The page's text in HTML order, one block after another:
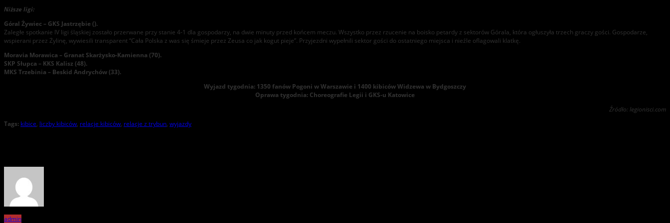
Niższe ligi:
Góral Żywiec – GKS Jastrzębie ().
Zaległe spotkanie IV ligi śląskiej zostało przerwane przy stanie 4-1 dla gospodarzy, na dwie minuty przed końcem meczu. Wszystko przez rzucenie na boisko petardy z sektorów Górala, która ogłuszyła trzech graczy gości. Gospodarze,
wspierani przez Żylinę, wywiesili transparent “Cała Polska z was się śmieje przez Zeusa co jak kogut pieje”. Przyjezdni wypełnili sektor gości do ostatniego miejsca i nieźle oflagowali klatkę.
Moravia Morawica – Granat Skarżysko-Kamienna (70).
SKP Słupca – KKS Kalisz (48).
MKS Trzebinia – Beskid Andrychów (33).
Wyjazd tygodnia: 1350 fanów Pogoni w Warszawie i 1400 kibiców Widzewa w Bydgoszczy
Oprawa tygodnia: Choreografie Legii i GKS-u Katowice
Źródło: legionisci.com
Tags: kibice, liczby kibiców, relacje kibiców, relacje z trybun, wyjazdy
admin